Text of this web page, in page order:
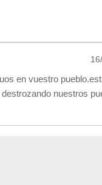
en vuestro
nuestros